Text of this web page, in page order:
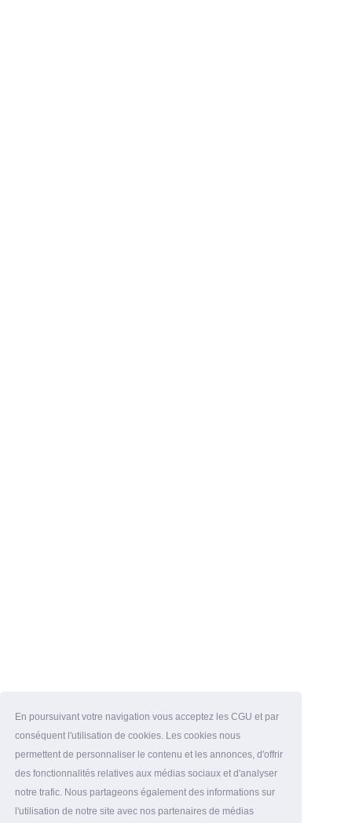
En poursuivant votre navigation vous acceptez les CGU et par
conséquent l'utilisation de cookies. Les cookies nous
permettent de personnaliser le contenu et les annonces, d'offrir
des fonctionnalités relatives aux médias sociaux et d'analyser
notre trafic. Nous partageons également des informations sur
l'utilisation de notre site avec nos partenaires de médias